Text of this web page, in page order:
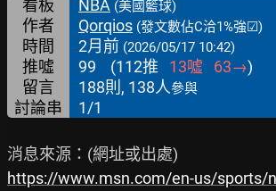
看板 NBA (美國籃球)
作者 Qorqios (發文數佔C洽1%強☑)
時間 2月前 (2026/05/17 10:42)
推噓 99 (112推 13噓 63→)
留言
188則, 138人參與
討論串 1/1
https://www.msn.com/en-us/sports/